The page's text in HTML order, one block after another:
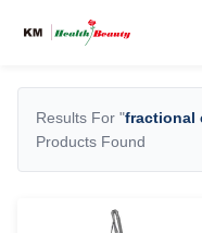
Results For "fractional
Products Found